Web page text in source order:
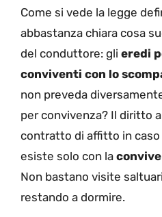
Come si vede la legge
abbastanza chiara cosa
del conduttore: gli eredi
conviventi con lo
non preveda
per convivenza? Il diritto
contratto di affitto in caso
esiste solo con la
Non bastano visite
restando a dormire.